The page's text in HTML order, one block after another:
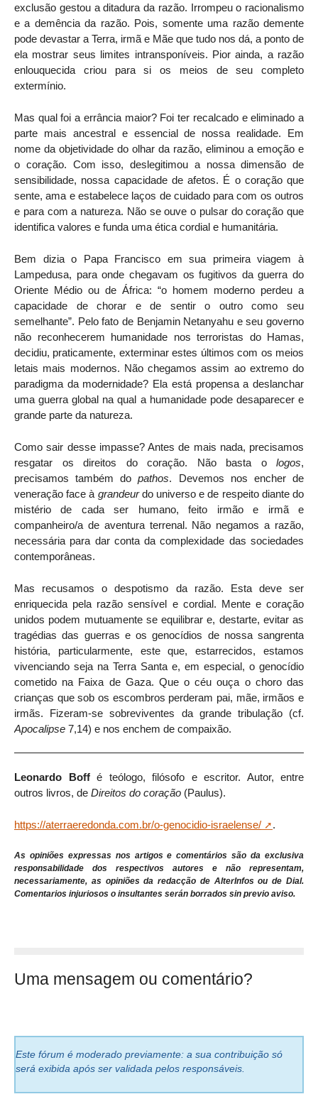
exclusão gestou a ditadura da razão. Irrompeu o racionalismo
e a demência da razão. Pois, somente uma razão demente
pode devastar a Terra, irmã e Mãe que tudo nos dá, a ponto de
ela mostrar seus limites intransponíveis. Pior ainda, a razão
enlouquecida criou para si os meios de seu completo
extermínio.
Mas qual foi a errância maior? Foi ter recalcado e eliminado a
parte mais ancestral e essencial de nossa realidade. Em
nome da objetividade do olhar da razão, eliminou a emoção e
o coração. Com isso, deslegitimou a nossa dimensão de
sensibilidade, nossa capacidade de afetos. É o coração que
sente, ama e estabelece laços de cuidado para com os outros
e para com a natureza. Não se ouve o pulsar do coração que
identifica valores e funda uma ética cordial e humanitária.
Bem dizia o Papa Francisco em sua primeira viagem à
Lampedusa, para onde chegavam os fugitivos da guerra do
Oriente Médio ou de África: “o homem moderno perdeu a
capacidade de chorar e de sentir o outro como seu
semelhante”. Pelo fato de Benjamin Netanyahu e seu governo
não reconhecerem humanidade nos terroristas do Hamas,
decidiu, praticamente, exterminar estes últimos com os meios
letais mais modernos. Não chegamos assim ao extremo do
paradigma da modernidade? Ela está propensa a deslanchar
uma guerra global na qual a humanidade pode desaparecer e
grande parte da natureza.
Como sair desse impasse? Antes de mais nada, precisamos
resgatar os direitos do coração. Não basta o logos,
precisamos também dopathos. Devemos nos encher de
veneração face à grandeurdo universo e de respeito diante do
mistério de cada ser humano, feito irmão e irmã e
companheiro/a de aventura terrenal. Não negamos a razão,
necessária para dar conta da complexidade das sociedades
contemporâneas.
Mas recusamos o despotismo da razão. Esta deve ser
enriquecida pela razão sensível e cordial. Mente e coração
unidos podem mutuamente se equilibrar e, destarte, evitar as
tragédias das guerras e os genocídios de nossa sangrenta
história, particularmente, este que, estarrecidos, estamos
vivenciando seja na Terra Santa e, em especial, o genocídio
cometido na Faixa de Gaza. Que o céu ouça o choro das
crianças que sob os escombros perderam pai, mãe, irmãos e
irmãs. Fizeram-se sobreviventes da grande tribulação (cf.
Apocalipse 7,14) e nos enchem de compaixão.
Leonardo Boff é teólogo, filósofo e escritor. Autor, entre
outros livros, de Direitos do coração (Paulus).
https://aterraeredonda.com.br/o-genocidio-israelense/ .
As opiniões expressas nos artigos e comentários são da exclusiva
responsabilidade dos respectivos autores e não representam,
necessariamente, as opiniões da redacção de AlterInfos ou de Dial.
Comentarios injuriosos o insultantes serán borrados sin previo aviso.
Uma mensagem ou comentário?
Este fórum é moderado previamente: a sua contribuição só
será exibida após ser validada pelos responsáveis.